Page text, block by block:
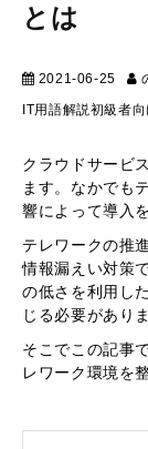
とは
2021-06-25
IT用語解説初級者
クラウドサービ
ます。なかでも
響によって導入
テレワークの推
情報漏えい対策
の低さを利用し
じる必要があり
そこでこの記事
レワーク環境を